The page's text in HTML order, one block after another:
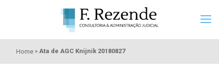
Home » Ata de AGC Knijnik 20180827